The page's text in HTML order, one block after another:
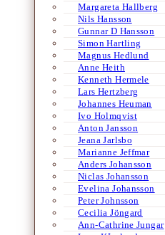
Margareta Hallberg
Nils Hansson
Gunnar D Hansson
Simon Hartling
Magnus Hedlund
Anne Heith
Kenneth Hermele
Lars Hertzberg
Johannes Heuman
Ivo Holmqvist
Anton Jansson
Jeana Jarlsbo
Marianne Jeffmar
Anders Johansson
Niclas Johansson
Evelina Johansson
Peter Johnsson
Cecilia Jöngard
Ann-Cathrine Jungar